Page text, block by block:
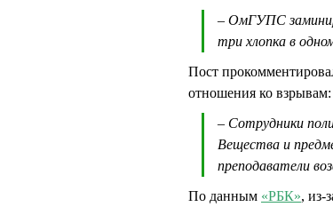
– ОмГУПС
три хлопка в
Пост
отношения ко взрывам:
– Сотрудники
Вещества и
преподаватели
По данным «РБК», из-